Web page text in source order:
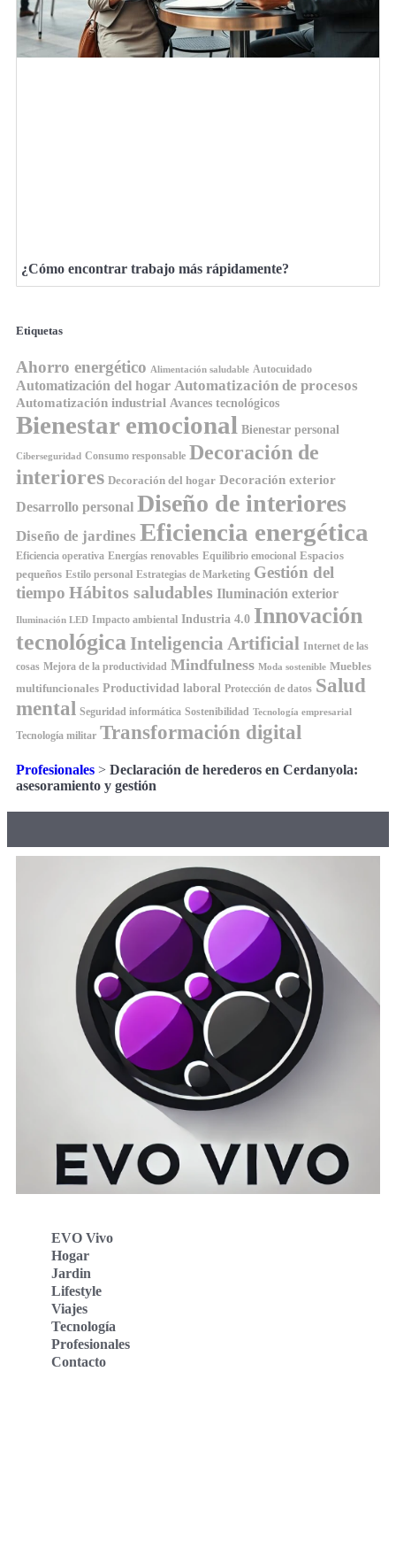
¿Cómo encontrar trabajo más rápidamente?
Etiquetas
Ahorro energético Alimentación saludable Autocuidado
Automatización del hogar Automatización de procesos
Automatización industrial Avances tecnológicos
Bienestar emocional Bienestar personal
Ciberseguridad Consumo responsable Decoración de
interiores Decoración del hogar Decoración exterior
Desarrollo personal Diseño de interiores
Diseño de jardines Eficiencia energética
Eficiencia operativa Energías renovables Equilibrio emocional Espacios
pequeños Estilo personal Estrategias de Marketing Gestión del
tiempo Hábitos saludables Iluminación exterior
Iluminación LED Impacto ambiental Industria 4.0 Innovación
tecnológica Inteligencia Artificial Internet de las
cosas Mejora de la productividad Mindfulness Moda sostenible Muebles
multifuncionales Productividad laboral Protección de datos Salud
mental Seguridad informática Sostenibilidad Tecnología empresarial
Tecnología militar Transformación digital
Profesionales > Declaración de herederos en Cerdanyola:
asesoramiento y gestión
EVO Vivo
Hogar
Jardin
Lifestyle
Viajes
Tecnología
Profesionales
Contacto